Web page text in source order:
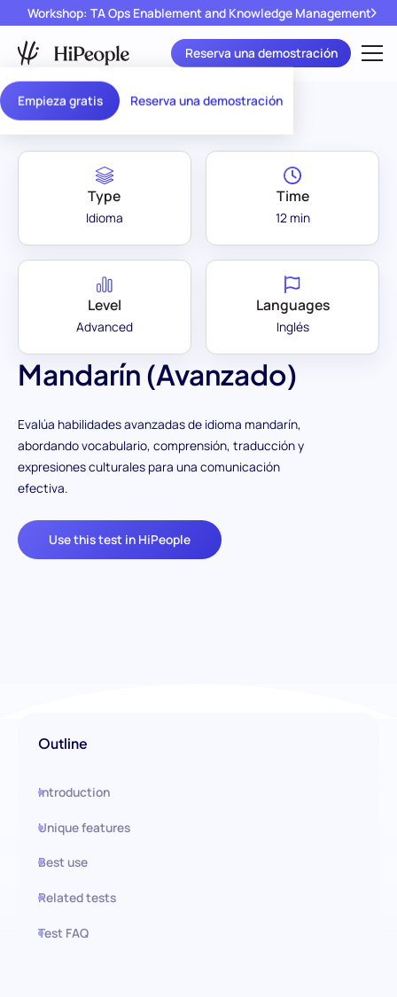
Empieza gratis Reserva una demostración
Workshop: TA Ops Enablement and Knowledge Management
Reserva una demostración
Assessment Library
Mandarín (Avanzado)
Evalúa habilidades avanzadas de idioma mandarín,
abordando vocabulario, comprensión, traducción y
expresiones culturales para una comunicación
efectiva.
Use this test in HiPeople
Type
Idioma
Time
12 min
Level
Advanced
Languages
Inglés
Outline
Introduction
Unique features
Best use
Related tests
Test FAQ